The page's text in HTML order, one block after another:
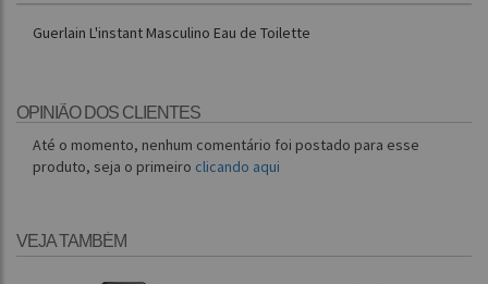
Guerlain L'instant Masculino Eau de Toilette
OPINIÃO DOS CLIENTES
Até o momento, nenhum comentário foi postado para esse
produto, seja o primeiro clicando aqui
VEJA TAMBÉM